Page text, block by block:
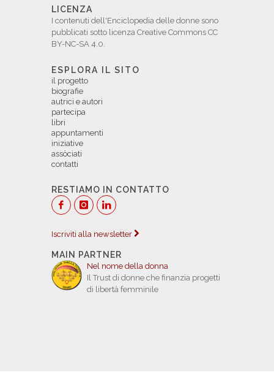
LICENZA
I contenuti dell'Enciclopedia delle donne sono
pubblicati sotto licenza Creative Commons CC
BY-NC-SA 4.0.
ESPLORA IL SITO
il progetto
biografie
autrici e autori
partecipa
libri
appuntamenti
iniziative
assòciati
contatti
RESTIAMO IN CONTATTO
Iscriviti alla newsletter
MAIN PARTNER
Nel nome della donna
Il Trust di donne che finanzia progetti
di libertà femminile